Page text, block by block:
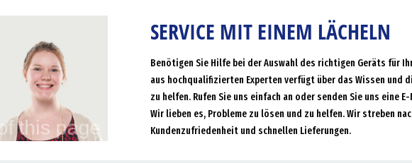
SERVICE MIT EINEM LÄCHELN
Benötigen Sie Hilfe bei der Auswahl des richtigen Geräts für
aus hochqualifizierten Experten verfügt über das Wissen und
zu helfen. Rufen Sie uns einfach an oder senden Sie uns eine
Wir lieben es, Probleme zu lösen und zu helfen. Wir streben
Kundenzufriedenheit und schnellen Lieferungen.